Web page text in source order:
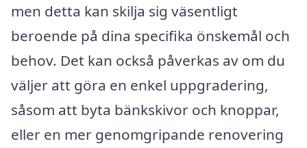
men detta kan skilja sig väsentligt
beroende på dina specifika önskemål och
behov. Det kan också påverkas av om du
väljer att göra en enkel uppgradering,
såsom att byta bänkskivor och knoppar,
eller en mer genomgripande renovering